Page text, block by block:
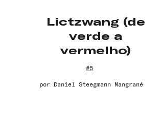
Lictzwang (de
verde a
vermelho)
#5
por Daniel Steegmann Mangrané
Nome de
mail
Lembrar-me